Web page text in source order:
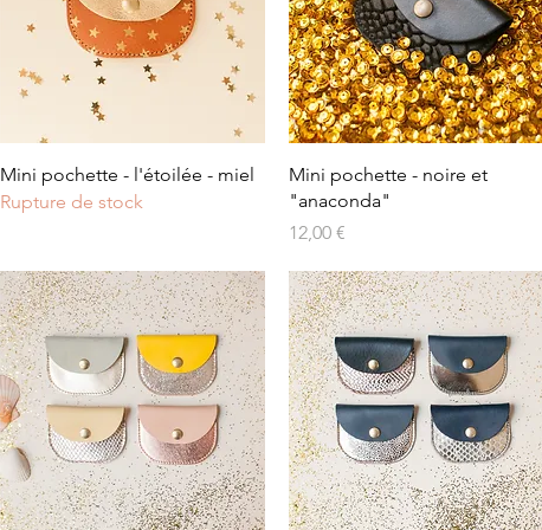
Aperçu rapide
Mini pochette - l'étoilée - miel
Rupture de stock
Aperçu rapide
Mini pochette - noire et
"anaconda"
Prix
12,00 €